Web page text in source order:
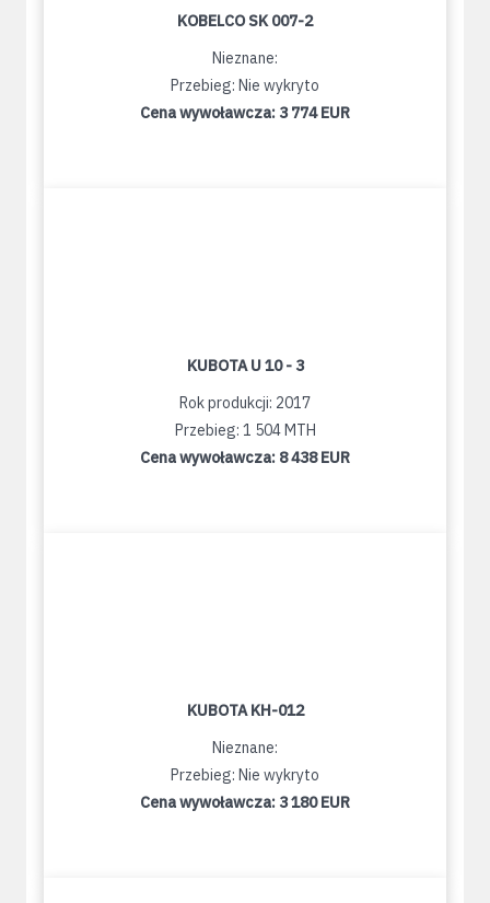
KOBELCO SK 007-2
Nieznane:
Przebieg: Nie wykryto
Cena wywoławcza: 3 774 EUR
KUBOTA U 10 - 3
Rok produkcji: 2017
Przebieg: 1 504 MTH
Cena wywoławcza: 8 438 EUR
KUBOTA KH-012
Nieznane:
Przebieg: Nie wykryto
Cena wywoławcza: 3 180 EUR